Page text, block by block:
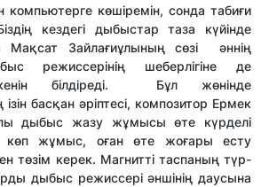
компьютерге көшіремін, сонда табиғи
кездегі дыбыстар таза күйінде
Мақсат Зайлағиұлының сөзі әннің
режиссерінің шеберлігіне де
білдіреді. Бұл жөнінде
басқан әріптесі, композитор Ермек
дыбыс жазу жұмысы өте күрделі
жұмыс, оған өте жоғары есту
төзім керек. Магнитті таспаның түр-
дыбыс режиссері әншінің даусына